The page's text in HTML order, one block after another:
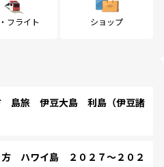
フライト ショップ
島旅 伊豆大島 利島（伊豆諸
ハワイ島 ２０２７～２０２